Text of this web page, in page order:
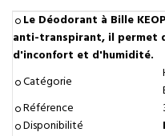
Le Déodorant à Bille
anti-transpirant, il permet
d'inconfort et d'humidité.
Catégorie
Référence
Disponibilité